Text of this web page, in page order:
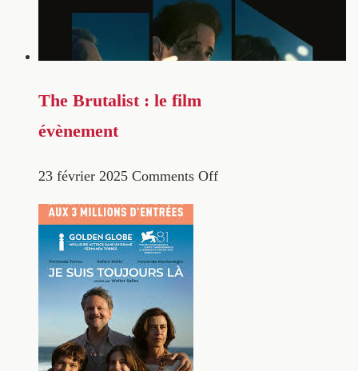
The Brutalist : le film
évènement
23 février 2025 Comments Off